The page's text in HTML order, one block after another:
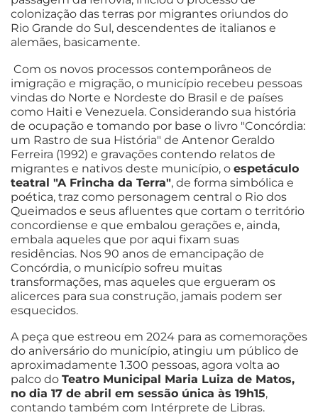
colonização das terras por migrantes oriundos do
Rio Grande do Sul, descendentes de italianos e
alemães, basicamente.
Com os novos processos contemporâneos de
imigração e migração, o município recebeu pessoas
vindas do Norte e Nordeste do Brasil e de países
como Haiti e Venezuela. Considerando sua história
de ocupação e tomando por base o livro "Concórdia:
um Rastro de sua História" de Antenor Geraldo
Ferreira (1992) e gravações contendo relatos de
migrantes e nativos deste município, o espetáculo
teatral "A Frincha da Terra", de forma simbólica e
poética, traz como personagem central o Rio dos
Queimados e seus afluentes que cortam o território
concordiense e que embalou gerações e, ainda,
embala aqueles que por aqui fixam suas
residências. Nos 90 anos de emancipação de
Concórdia, o município sofreu muitas
transformações, mas aqueles que ergueram os
alicerces para sua construção, jamais podem ser
esquecidos.
A peça que estreou em 2024 para as comemorações
do aniversário do município, atingiu um público de
aproximadamente 1.300 pessoas, agora volta ao
palco do Teatro Municipal Maria Luiza de Matos,
no dia 17 de abril em sessão única às 19h15,
contando também com Intérprete de Libras.